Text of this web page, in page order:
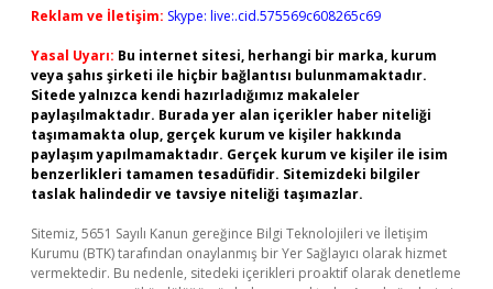
Reklam ve İletişim: Skype: live:.cid.575569c608265c69
Yasal Uyarı: Bu internet sitesi, herhangi bir marka, kurum
veya şahıs şirketi ile hiçbir bağlantısı bulunmamaktadır.
Sitede yalnızca kendi hazırladığımız makaleler
paylaşılmaktadır. Burada yer alan içerikler haber niteliği
taşımamakta olup, gerçek kurum ve kişiler hakkında
paylaşım yapılmamaktadır. Gerçek kurum ve kişiler ile isim
benzerlikleri tamamen tesadüfidir. Sitemizdeki bilgiler
taslak halindedir ve tavsiye niteliği taşımazlar.
Sitemiz, 5651 Sayılı Kanun gereğince Bilgi Teknolojileri ve İletişim
Kurumu (BTK) tarafından onaylanmış bir Yer Sağlayıcı olarak hizmet
vermektedir. Bu nedenle, sitedeki içerikleri proaktif olarak denetleme